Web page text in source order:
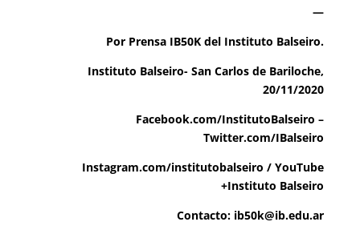
—
Por Prensa IB50K del Instituto Balseiro.
Instituto Balseiro- San Carlos de Bariloche,
20/11/2020
Facebook.com/InstitutoBalseiro –
Twitter.com/IBalseiro
Instagram.com/institutobalseiro /YouTube
+Instituto Balseiro
Contacto: ib50k@ib.edu.ar